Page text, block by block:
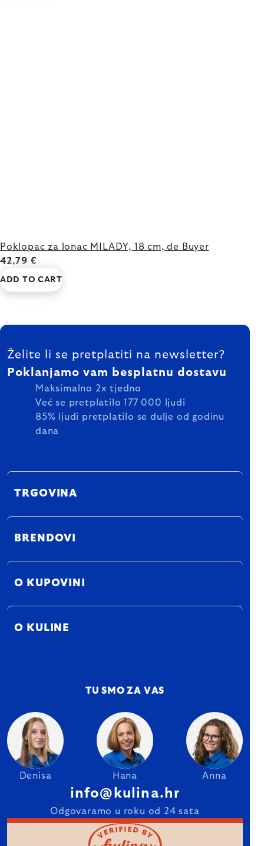
Poklopac za lonac MILADY, 18 cm, de Buyer
42,79 €
ADD TO CART
FOOTER
Želite li se pretplatiti na newsletter?
Poklanjamo vam besplatnu dostavu
Maksimalno 2x tjedno
Već se pretplatilo 177 000 ljudi
85% ljudi pretplatilo se dulje od godinu
dana
TRGOVINA
BRENDOVI
O KUPOVINI
O KULINE
TU SMO ZA VAS
Denisa Hana Anna
info@kulina.hr
Odgovaramo u roku od 24 sata